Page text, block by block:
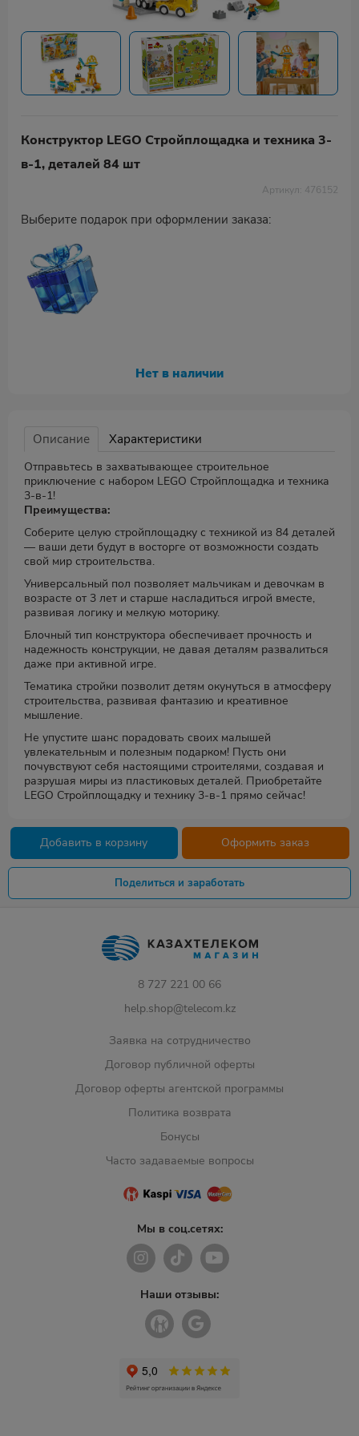
Конструктор LEGO Стройплощадка и техника 3-
в-1, деталей 84 шт
Артикул: 476152
Выберите подарок при оформлении заказа:
Нет в наличии
Описание Характеристики
Отправьтесь в захватывающее строительное
приключение с набором LEGO Стройплощадка и техника
3-в-1!
Преимущества:
Соберите целую стройплощадку с техникой из 84 деталей
— ваши дети будут в восторге от возможности создать
свой мир строительства.
Универсальный пол позволяет мальчикам и девочкам в
возрасте от 3 лет и старше насладиться игрой вместе,
развивая логику и мелкую моторику.
Блочный тип конструктора обеспечивает прочность и
надежность конструкции, не давая деталям развалиться
даже при активной игре.
Тематика стройки позволит детям окунуться в атмосферу
строительства, развивая фантазию и креативное
мышление.
Не упустите шанс порадовать своих малышей
увлекательным и полезным подарком! Пусть они
почувствуют себя настоящими строителями, создавая и
разрушая миры из пластиковых деталей. Приобретайте
LEGO Стройплощадку и технику 3-в-1 прямо сейчас!
Добавить в корзину Оформить заказ
Поделиться и заработать
8 727 221 00 66
help.shop@telecom.kz
Заявка на сотрудничество
Договор публичной оферты
Договор оферты агентской программы
Политика возврата
Бонусы
Часто задаваемые вопросы
Мы в соц.сетях:
Наши отзывы: